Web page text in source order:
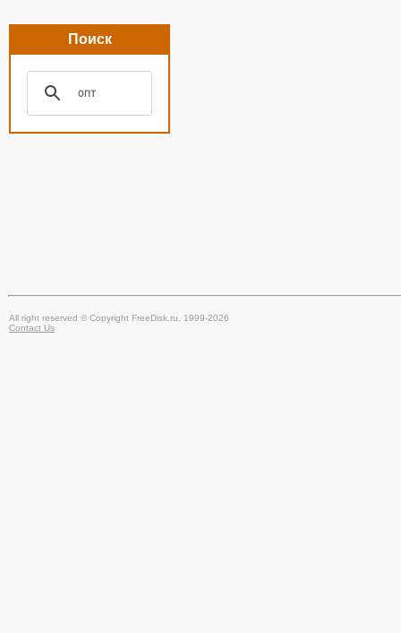
Поиск
All right reserved © Copyright FreeDisk.ru, 1999-2026
Contact Us